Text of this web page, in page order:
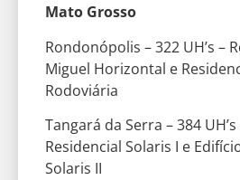
Mato Grosso
Rondonópolis – 322 UH’s –
Miguel Horizontal e
Rodoviária
Tangará da Serra – 384
Residencial Solaris I e
Solaris II